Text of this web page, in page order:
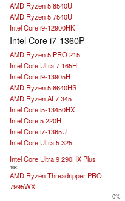
AMD Ryzen 5 8540U
AMD Ryzen 5 7540U
Intel Core i9-12900HK
Intel Core i7-1360P
AMD Ryzen 5 PRO 215
Intel Core Ultra 7 165H
Intel Core i9-13905H
AMD Ryzen 5 8640HS
AMD Ryzen AI 7 345
Intel Core i5-13450HX
Intel Core 5 220H
Intel Core i7-1365U
Intel Core Ultra 5 325
Intel Core Ultra 9 290HX Plus
max:
AMD Ryzen Threadripper PRO
7995WX
0%